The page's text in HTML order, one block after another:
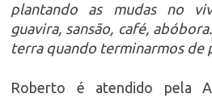
plantando as mudas no
guavira, sansão, café,
terra quando terminarmos de
Roberto é atendido pela